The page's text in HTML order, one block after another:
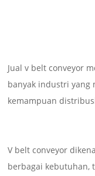
Jual v belt conveyor
banyak industri yang
kemampuan
V belt conveyor
berbagai kebutuhan,